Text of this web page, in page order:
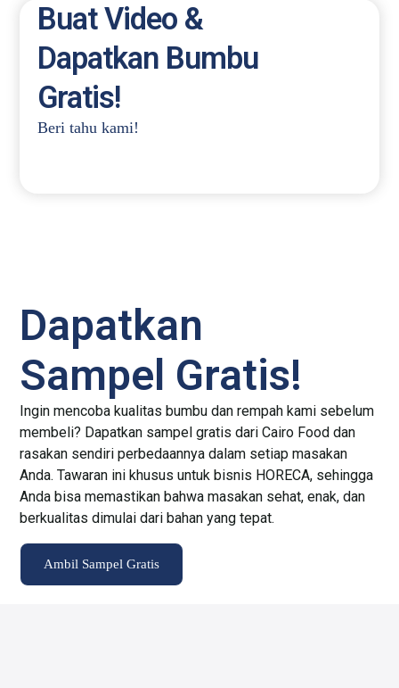
Buat Video &
Dapatkan Bumbu
Gratis!
Beri tahu kami!
Dapatkan
Sampel Gratis!
Ingin mencoba kualitas bumbu dan rempah kami sebelum
membeli? Dapatkan sampel gratis dari Cairo Food dan
rasakan sendiri perbedaannya dalam setiap masakan
Anda. Tawaran ini khusus untuk bisnis HORECA, sehingga
Anda bisa memastikan bahwa masakan sehat, enak, dan
berkualitas dimulai dari bahan yang tepat.
Ambil Sampel Gratis